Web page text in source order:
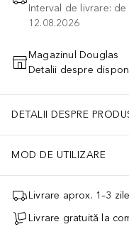
Interval de livrare:
12.08.2026
Magazinul Douglas
Detalii despre
DETALII DESPRE
MOD DE UTILIZARE
Livrare aprox. 1–3
Livrare gratuită la